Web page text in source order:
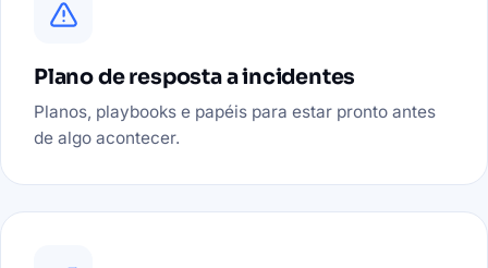
Plano de resposta a incidentes
Planos, playbooks e papéis para estar pronto antes
de algo acontecer.